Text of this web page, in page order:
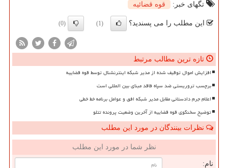
تگهای خبر:
قوه قضائیه
این مطلب را می پسندید؟ (1)
(0)
تازه ترین مطالب مرتبط
افزایش اموال توقیف شده از مدیر شبکه اینترنشنال توسط قوه قضاییه
برچسب تروریستی ضد سپاه فاقد مبنای بین المللی است
اعلام جرم دادستانی مقابل مدیر شبکه افق و عوامل برنامه خط خطی
توضیح سخنگوی قوه قضاییه از آخرین وضعیت پرونده تتلو
نظرات بینندگان در مورد این مطلب
نظر شما در مورد این مطلب
نام: